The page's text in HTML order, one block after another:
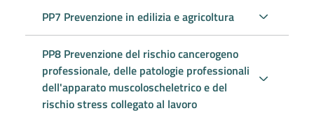
PP7 Prevenzione in edilizia e agricoltura
PP8 Prevenzione del rischio cancerogeno
professionale, delle patologie professionali
dell'apparato muscoloscheletrico e del
rischio stress collegato al lavoro